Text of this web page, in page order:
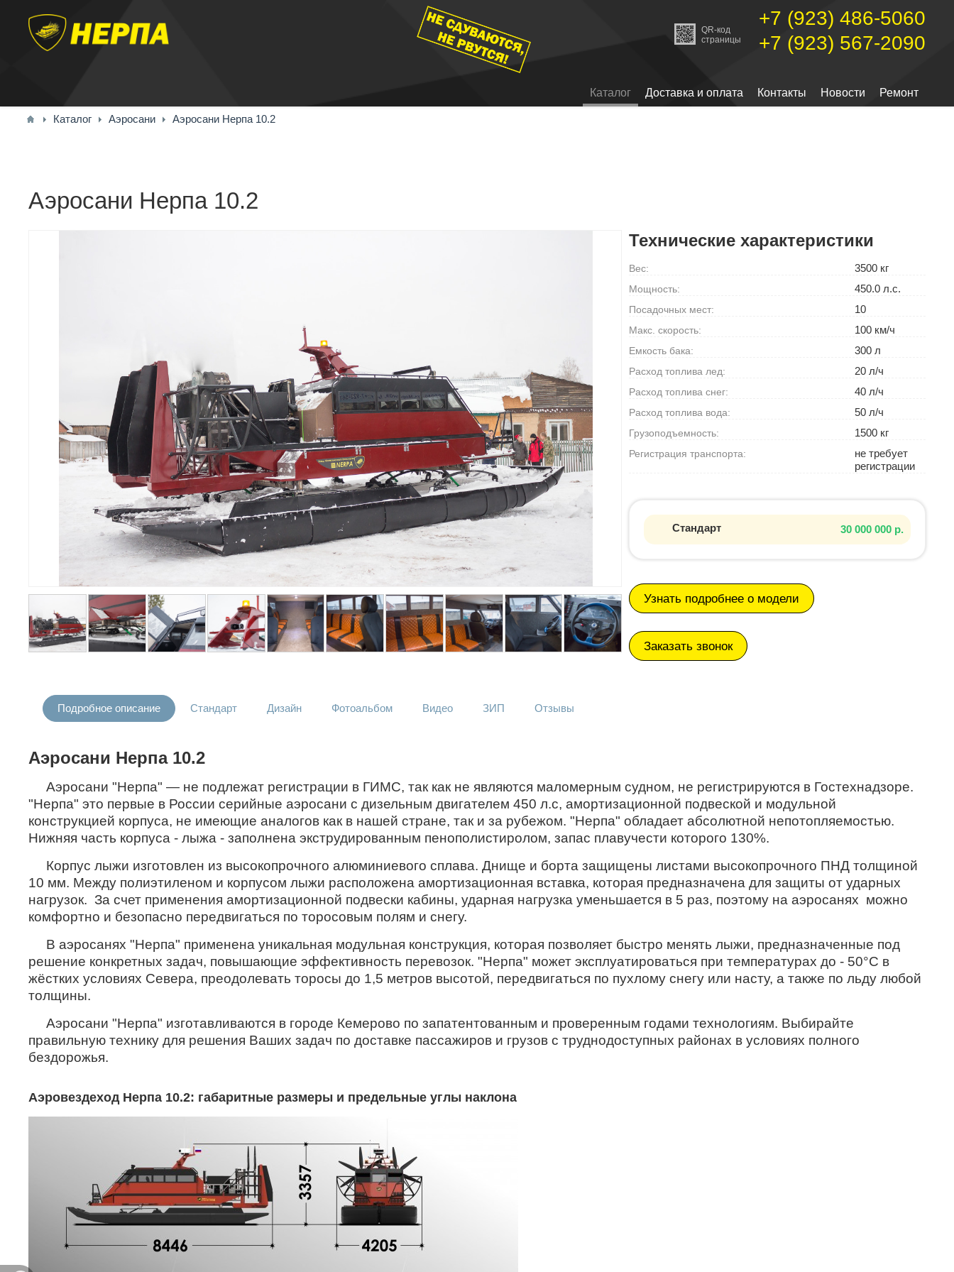
QR-код
страницы
+7 (923) 486-5060
+7 (923) 567-2090
Каталог Доставка и оплата Контакты Новости Ремонт
Каталог Аэросани Аэросани Нерпа 10.2
Аэросани Нерпа 10.2
Технические характеристики
Вес: 3500 кг
Мощность: 450.0 л.с.
Посадочных мест: 10
Макс. скорость: 100 км/ч
Емкость бака: 300 л
Расход топлива лед: 20 л/ч
Расход топлива снег: 40 л/ч
Расход топлива вода: 50 л/ч
Грузоподъемность: 1500 кг
Регистрация транспорта:
не требует
регистрации
Стандарт 30 000 000 р.
Узнать подробнее о модели
Заказать звонок
Подробное описание Стандарт Дизайн Фотоальбом Видео ЗИП Отзывы
Аэросани Нерпа 10.2
Аэросани "Нерпа" — не подлежат регистрации в ГИМС, так как не являются маломерным судном, не регистрируются в Гостехнадзоре.
"Нерпа" это первые в России серийные аэросани с дизельным двигателем 450 л.с, амортизационной подвеской и модульной
конструкцией корпуса, не имеющие аналогов как в нашей стране, так и за рубежом. "Нерпа" обладает абсолютной непотопляемостью.
Нижняя часть корпуса - лыжа - заполнена экструдированным пенополистиролом, запас плавучести которого 130%.
Корпус лыжи изготовлен из высокопрочного алюминиевого сплава. Днище и борта защищены листами высокопрочного ПНД толщиной
10 мм. Между полиэтиленом и корпусом лыжи расположена амортизационная вставка, которая предназначена для защиты от ударных
нагрузок. За счет применения амортизационной подвески кабины, ударная нагрузка уменьшается в 5 раз, поэтому на аэросанях можно
комфортно и безопасно передвигаться по торосовым полям и снегу.
В аэросанях "Нерпа" применена уникальная модульная конструкция, которая позволяет быстро менять лыжи, предназначенные под
решение конкретных задач, повышающие эффективность перевозок. "Нерпа" может эксплуатироваться при температурах до - 50°С в
жёстких условиях Севера, преодолевать торосы до 1,5 метров высотой, передвигаться по пухлому снегу или насту, а также по льду любой
толщины.
Аэросани "Нерпа" изготавливаются в городе Кемерово по запатентованным и проверенным годами технологиям. Выбирайте
правильную технику для решения Ваших задач по доставке пассажиров и грузов с труднодоступных районах в условиях полного
бездорожья.
Аэровездеход Нерпа 10.2: габаритные размеры и предельные углы наклона